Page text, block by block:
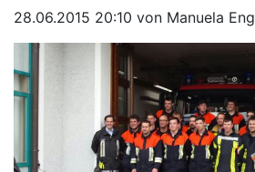
28.06.2015 20:10 von Manuela